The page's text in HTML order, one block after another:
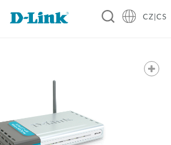
CZ|CS